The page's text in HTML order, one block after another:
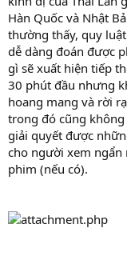
Hàn Quốc và Nhật
thường thấy, quy
dễ dàng đoán được
gì sẽ xuất hiện tiếp
30 phút đầu nhưng
hoang mang và rời
trong đó cũng
giải quyết được
cho người xem ngẩn
phim (nếu có).